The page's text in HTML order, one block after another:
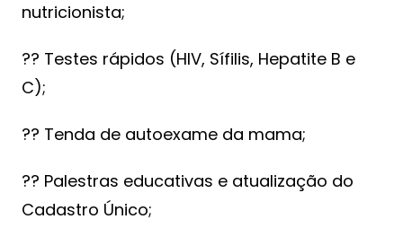
nutricionista;
?? Testes rápidos (HIV, Sífilis, Hepatite B e
C);
?? Tenda de autoexame da mama;
?? Palestras educativas e atualização do
Cadastro Único;